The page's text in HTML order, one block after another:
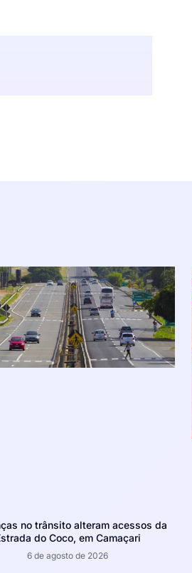
no trânsito alteram acessos da
do Coco, em Camaçari
6 de agosto de 2026